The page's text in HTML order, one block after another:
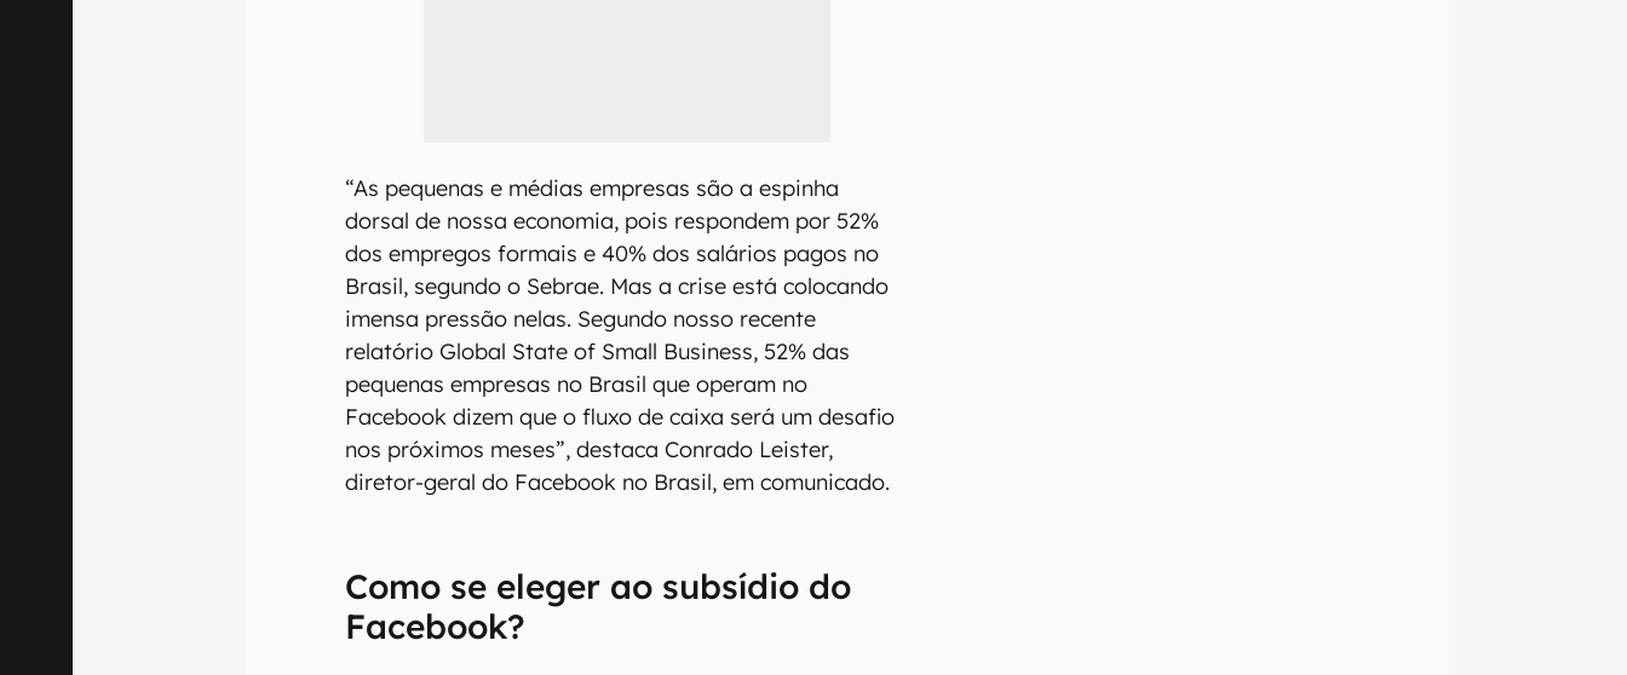
“As pequenas e médias empresas são a espinha
dorsal de nossa economia, pois respondem por 52%
dos empregos formais e 40% dos salários pagos no
Brasil, segundo o Sebrae. Mas a crise está colocando
imensa pressão nelas. Segundo nosso recente
relatório Global State of Small Business, 52% das
pequenas empresas no Brasil que operam no
Facebook dizem que o fluxo de caixa será um desafio
nos próximos meses”, destaca Conrado Leister,
diretor-geral do Facebook no Brasil, em comunicado.
Como se eleger ao subsídio do
Facebook?